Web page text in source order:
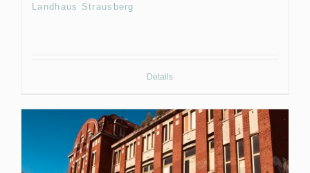
Landhaus Strausberg
Details